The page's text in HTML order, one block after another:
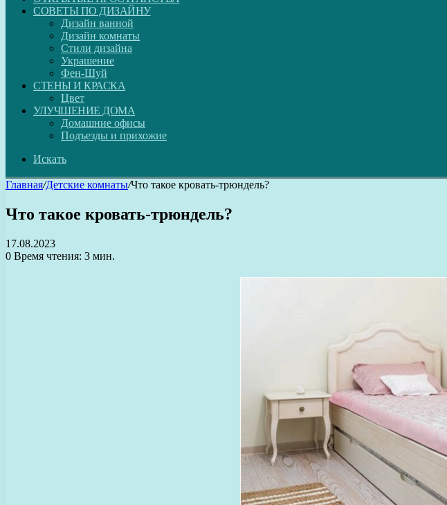
СОВЕТЫ ПО ДИЗАЙНУ
Дизайн ванной
Дизайн комнаты
Стили дизайна
Украшение
Фен-Шуй
СТЕНЫ И КРАСКА
Цвет
УЛУЧШЕНИЕ ДОМА
Домашние офисы
Подъезды и прихожие
Искать
Главная/Детские комнаты/Что такое кровать-трюндель?
Что такое кровать-трюндель?
17.08.2023
0 Время чтения: 3 мин.